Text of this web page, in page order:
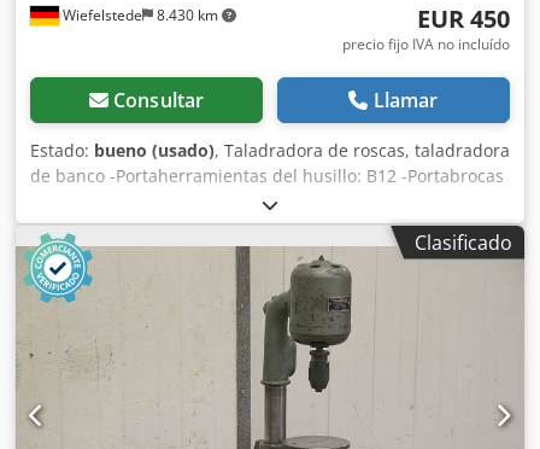
Wiefelstede 8.430 km EUR 450
precio fijo IVA no incluído
Consultar Llamar
Estado: bueno (usado), Taladradora de roscas, taladradora
de banco -Portaherramientas del husillo: B12 -Portabrocas
para roscado: Tapmatic 30 X M1,5-M7 -Alcance: 165 mm -
Potencia del motor: 0,25 kW Crodpfx Aheb A Imxo Tof -
Peso: 60 kg
Clasificado